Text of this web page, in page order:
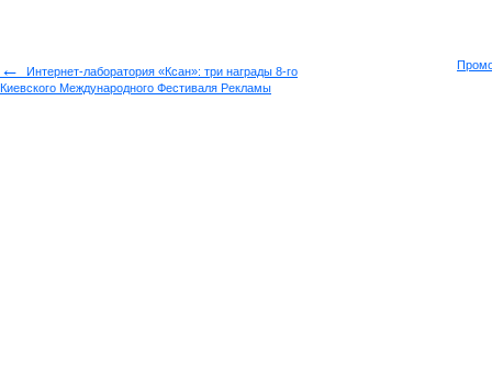
←
Интернет-лаборатория «Ксан»: три награды 8-го
Киевского Международного Фестиваля Рекламы